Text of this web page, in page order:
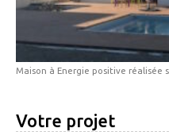
Maison à Energie positive réalisée
Votre projet